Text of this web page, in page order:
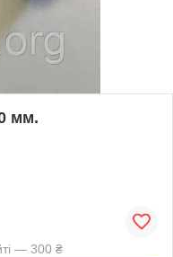
мм.
— 300 ₴